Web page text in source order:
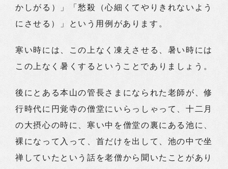
かしがる）」「愁殺（心細くてやりきれないよう
にさせる）」という用例があります。
寒い時には、この上なく凍えさせる、暑い時には
この上なく暑くするということでありましょう。
後にとある本山の管長さまになられた老師が、修
行時代に円覚寺の僧堂にいらっしゃって、十二月
の大摂心の時に、寒い中を僧堂の裏にある池に、
裸になって入って、首だけを出して、池の中で坐
禅していたという話を老僧から聞いたことがあり